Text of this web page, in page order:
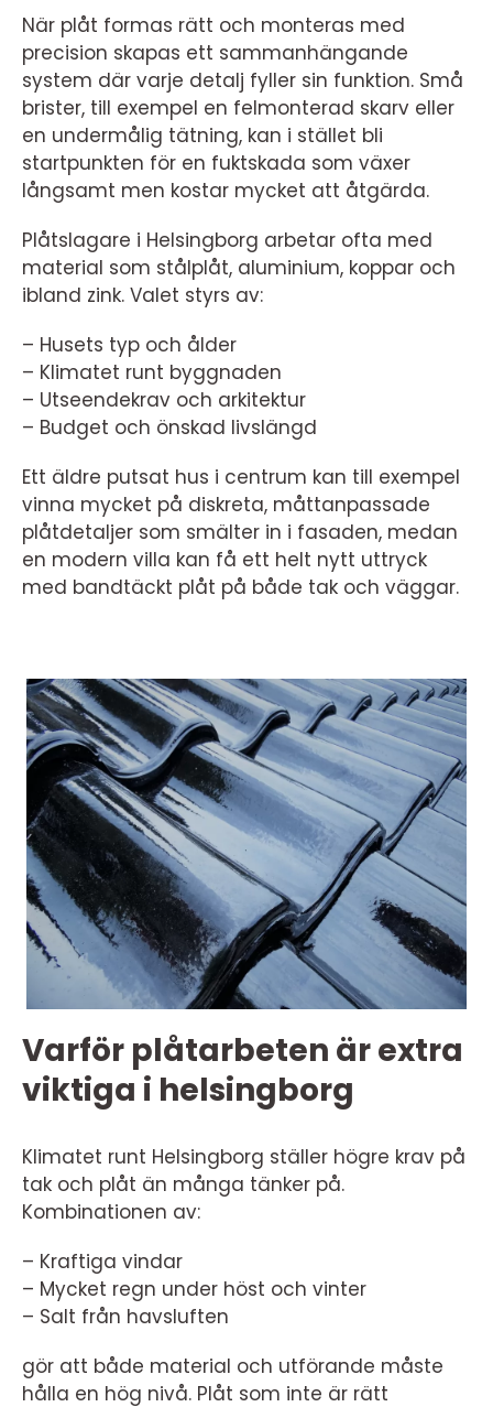
När plåt formas rätt och monteras med
precision skapas ett sammanhängande
system där varje detalj fyller sin funktion. Små
brister, till exempel en felmonterad skarv eller
en undermålig tätning, kan i stället bli
startpunkten för en fuktskada som växer
långsamt men kostar mycket att åtgärda.
Plåtslagare i Helsingborg arbetar ofta med
material som stålplåt, aluminium, koppar och
ibland zink. Valet styrs av:
– Husets typ och ålder
– Klimatet runt byggnaden
– Utseendekrav och arkitektur
– Budget och önskad livslängd
Ett äldre putsat hus i centrum kan till exempel
vinna mycket på diskreta, måttanpassade
plåtdetaljer som smälter in i fasaden, medan
en modern villa kan få ett helt nytt uttryck
med bandtäckt plåt på både tak och väggar.
Varför plåtarbeten är extra
viktiga i helsingborg
Klimatet runt Helsingborg ställer högre krav på
tak och plåt än många tänker på.
Kombinationen av:
– Kraftiga vindar
– Mycket regn under höst och vinter
– Salt från havsluften
gör att både material och utförande måste
hålla en hög nivå. Plåt som inte är rätt